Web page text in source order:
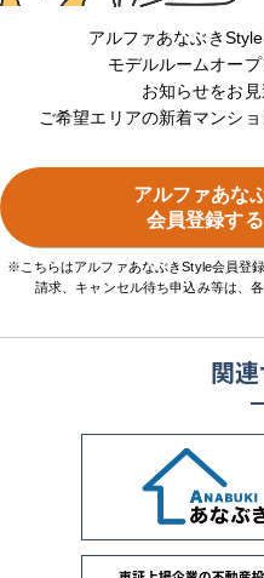
アルファあなぶき
モデルルームオー
お知らせをお見
ご希望エリアの新着マンシ
アルファあな
会員登録する
※こちらはアルファあなぶきStyle会員登
請求、キャンセル待ち申込み等は、
関